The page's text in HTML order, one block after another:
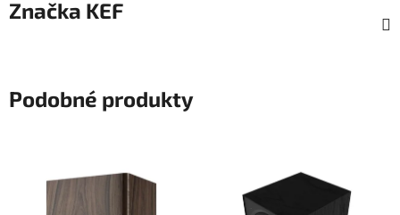
Značka KEF
Podobné produkty